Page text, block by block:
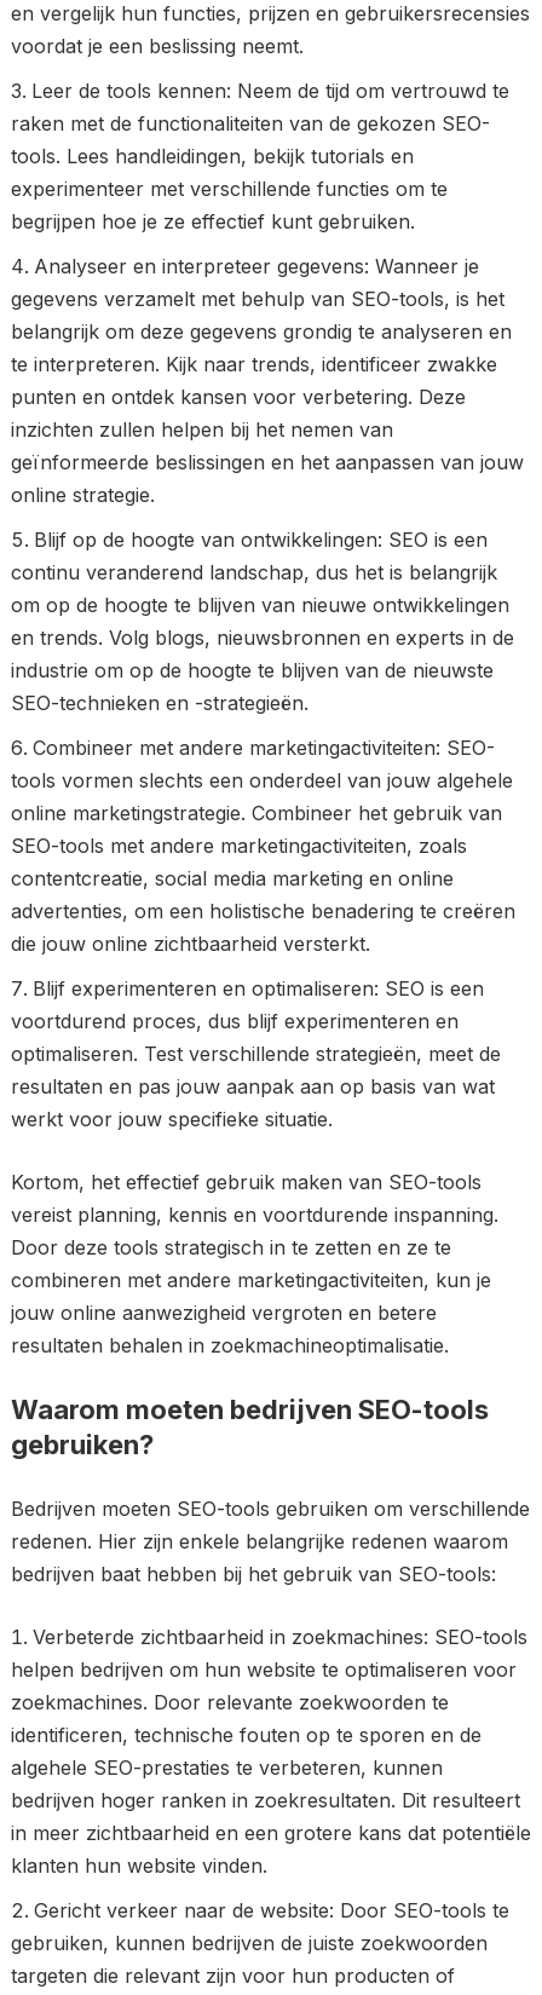
en vergelijk hun functies, prijzen en gebruikersrecensies
voordat je een beslissing neemt.
Leer de tools kennen: Neem de tijd om vertrouwd te
raken met de functionaliteiten van de gekozen SEO-
tools. Lees handleidingen, bekijk tutorials en
experimenteer met verschillende functies om te
begrijpen hoe je ze effectief kunt gebruiken.
Analyseer en interpreteer gegevens: Wanneer je
gegevens verzamelt met behulp van SEO-tools, is het
belangrijk om deze gegevens grondig te analyseren en
te interpreteren. Kijk naar trends, identificeer zwakke
punten en ontdek kansen voor verbetering. Deze
inzichten zullen helpen bij het nemen van
geïnformeerde beslissingen en het aanpassen van jouw
online strategie.
Blijf op de hoogte van ontwikkelingen: SEO is een
continu veranderend landschap, dus het is belangrijk
om op de hoogte te blijven van nieuwe ontwikkelingen
en trends. Volg blogs, nieuwsbronnen en experts in de
industrie om op de hoogte te blijven van de nieuwste
SEO-technieken en -strategieën.
Combineer met andere marketingactiviteiten: SEO-
tools vormen slechts een onderdeel van jouw algehele
online marketingstrategie. Combineer het gebruik van
SEO-tools met andere marketingactiviteiten, zoals
contentcreatie, social media marketing en online
advertenties, om een holistische benadering te creëren
die jouw online zichtbaarheid versterkt.
Blijf experimenteren en optimaliseren: SEO is een
voortdurend proces, dus blijf experimenteren en
optimaliseren. Test verschillende strategieën, meet de
resultaten en pas jouw aanpak aan op basis van wat
werkt voor jouw specifieke situatie.
Kortom, het effectief gebruik maken van SEO-tools
vereist planning, kennis en voortdurende inspanning.
Door deze tools strategisch in te zetten en ze te
combineren met andere marketingactiviteiten, kun je
jouw online aanwezigheid vergroten en betere
resultaten behalen in zoekmachineoptimalisatie.
Waarom moeten bedrijven SEO-tools
gebruiken?
Bedrijven moeten SEO-tools gebruiken om verschillende
redenen. Hier zijn enkele belangrijke redenen waarom
bedrijven baat hebben bij het gebruik van SEO-tools:
Verbeterde zichtbaarheid in zoekmachines: SEO-tools
helpen bedrijven om hun website te optimaliseren voor
zoekmachines. Door relevante zoekwoorden te
identificeren, technische fouten op te sporen en de
algehele SEO-prestaties te verbeteren, kunnen
bedrijven hoger ranken in zoekresultaten. Dit resulteert
in meer zichtbaarheid en een grotere kans dat potentiële
klanten hun website vinden.
Gericht verkeer naar de website: Door SEO-tools te
gebruiken, kunnen bedrijven de juiste zoekwoorden
targeten die relevant zijn voor hun producten of